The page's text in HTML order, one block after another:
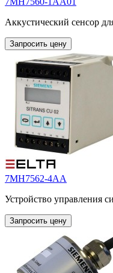
Аккустический сенсор
Запросить цену
7MH7562-4AA
Устройство управления
Запросить цену